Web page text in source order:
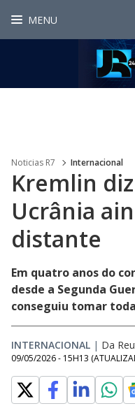
MENU
Noticias R7 Internacional
Kremlin
Ucrânia
distante
Em quatro anos do
desde a Segunda
conseguiu tomar
INTERNACIONAL | Da
09/05/2026 - 15H13